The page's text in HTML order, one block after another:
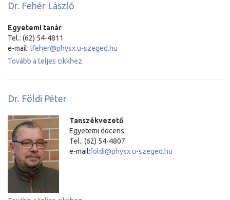
Dr. Fehér László
Egyetemi tanár
Tel.: (62) 54-4811
e-mail: lfeher@physx.u-szeged.hu
Tovább a teljes cikkhez
Dr. Földi Péter
Tanszékvezető
Egyetemi docens
Tel.: (62) 54-4807
e-mail:foldi@physx.u-szeged.hu